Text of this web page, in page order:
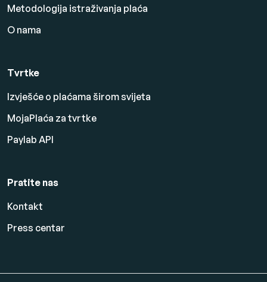
Metodologija istraživanja plaća
O nama
Tvrtke
Izvješće o plaćama širom svijeta
MojaPlaća za tvrtke
Paylab API
Pratite nas
Kontakt
Press centar